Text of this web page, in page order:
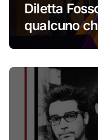
Diletta
qualcuno